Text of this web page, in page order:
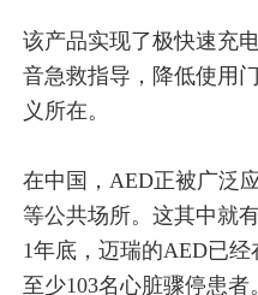
该产品实现了极快速充
音急救指导，降低使用
义所在。
在中国，AED正被广泛
等公共场所。这其中就
1年底，迈瑞的AED已
至少103名心脏骤停患者